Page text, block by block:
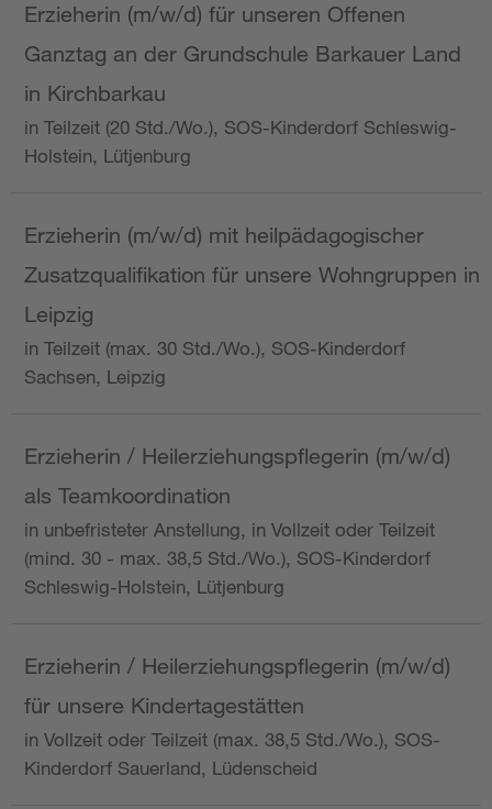
Erzieherin (m/w/d) für unseren Offenen
Ganztag an der Grundschule Barkauer Land
in Kirchbarkau
in Teilzeit (20 Std./Wo.), SOS-Kinderdorf Schleswig-
Holstein, Lütjenburg
Erzieherin (m/w/d) mit heilpädagogischer
Zusatzqualifikation für unsere Wohngruppen in
Leipzig
in Teilzeit (max. 30 Std./Wo.), SOS-Kinderdorf
Sachsen, Leipzig
Erzieherin / Heilerziehungspflegerin (m/w/d)
als Teamkoordination
in unbefristeter Anstellung, in Vollzeit oder Teilzeit
(mind. 30 - max. 38,5 Std./Wo.), SOS-Kinderdorf
Schleswig-Holstein, Lütjenburg
Erzieherin / Heilerziehungspflegerin (m/w/d)
für unsere Kindertagestätten
in Vollzeit oder Teilzeit (max. 38,5 Std./Wo.), SOS-
Kinderdorf Sauerland, Lüdenscheid